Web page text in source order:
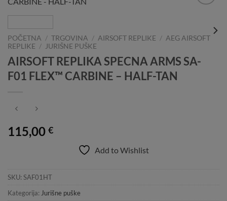
POČETNA / TRGOVINA / AIRSOFT REPLIKE / AEG AIRSOFT
REPLIKE / JURIŠNE PUŠKE
AIRSOFT REPLIKA SPECNA ARMS SA-
F01 FLEX™ CARBINE – HALF-TAN
115,00 €
Add to Wishlist
SKU: SAF01HT
Kategorija: Jurišne puške